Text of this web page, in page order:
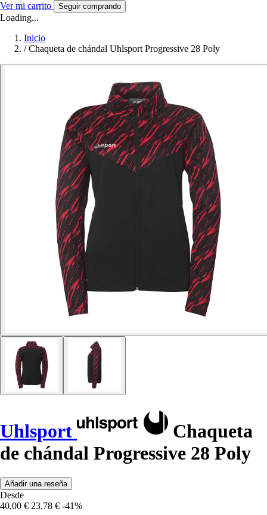
Ver mi carrito Seguir comprando
Loading...
Inicio
/ Chaqueta de chándal Uhlsport Progressive 28 Poly
Uhlsport
Chaqueta
de chándal Progressive 28 Poly
Añadir una reseña
Desde
40,00 € 23,78 € -41%